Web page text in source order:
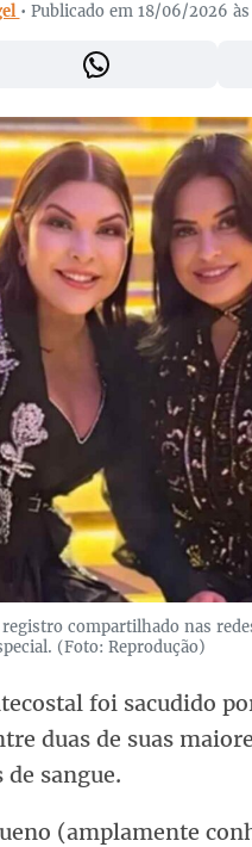
• Publicado em 18/06/2026 às
compartilhado nas
(Foto: Reprodução)
foi sacudido
duas de suas
sangue.
(amplamente